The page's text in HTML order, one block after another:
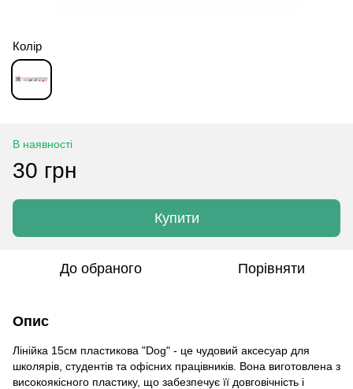
Колір
В наявності
30 грн
Купити
До обраного Порівняти
Опис
Лінійка 15см пластикова "Dog" - це чудовий аксесуар для
школярів, студентів та офісних працівників. Вона виготовлена з
високоякісного пластику, що забезпечує її довговічність і